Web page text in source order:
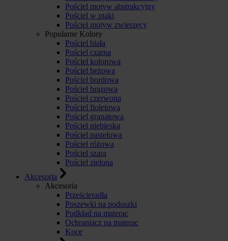
Pościel motyw abstrakcyjny
Pościel w ptaki
Pościel motyw zwierzęcy
Popularne Kolory
Pościel biała
Pościel czarna
Pościel kolorowa
Pościel beżowa
Pościel bordowa
Pościel brązowa
Pościel czerwona
Pościel fioletowa
Pościel granatowa
Pościel niebieska
Pościel pastelowa
Pościel różowa
Pościel szara
Pościel zielona
Akcesoria
Akcesoria
Prześcieradła
Poszewki na poduszki
Podkład na materac
Ochraniacz na materac
Koce